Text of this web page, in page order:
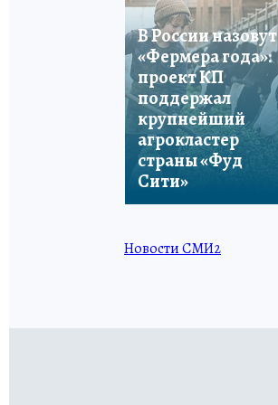
В России назовут
«Фермера года»:
проект КП
поддержал
крупнейший
агрокластер
страны «Фуд
Сити»
Новости СМИ2